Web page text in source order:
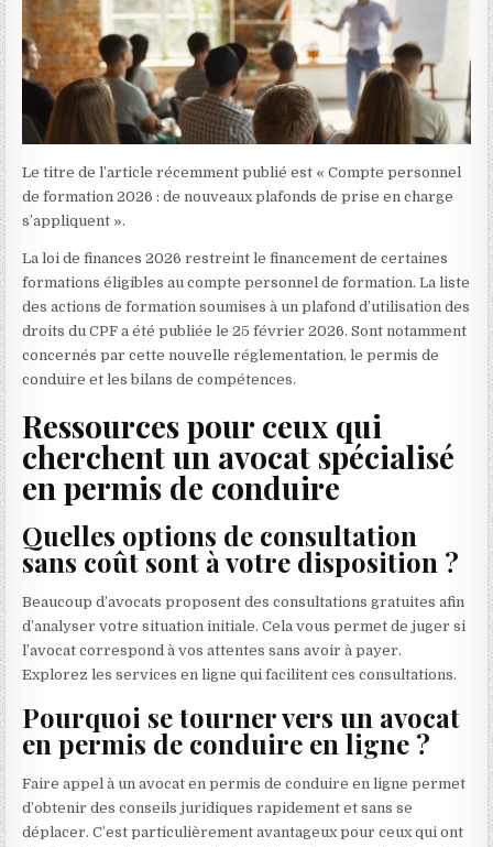
Le titre de l’article récemment publié est « Compte personnel
de formation 2026 : de nouveaux plafonds de prise en charge
s’appliquent ».
La loi de finances 2026 restreint le financement de certaines
formations éligibles au compte personnel de formation. La liste
des actions de formation soumises à un plafond d’utilisation des
droits du CPF a été publiée le 25 février 2026. Sont notamment
concernés par cette nouvelle réglementation, le permis de
conduire et les bilans de compétences.
Ressources pour ceux qui
cherchent un avocat spécialisé
en permis de conduire
Quelles options de consultation
sans coût sont à votre disposition ?
Beaucoup d’avocats proposent des consultations gratuites afin
d’analyser votre situation initiale. Cela vous permet de juger si
l’avocat correspond à vos attentes sans avoir à payer.
Explorez les services en ligne qui facilitent ces consultations.
Pourquoi se tourner vers un avocat
en permis de conduire en ligne ?
Faire appel à un avocat en permis de conduire en ligne permet
d’obtenir des conseils juridiques rapidement et sans se
déplacer. C’est particulièrement avantageux pour ceux qui ont